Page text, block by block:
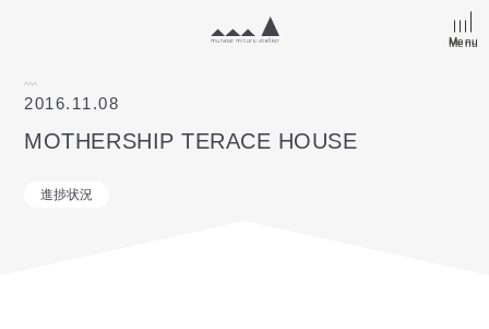
Menu
Menu
2016.11.08
MOTHERSHIP TERACE HOUSE
進捗状況